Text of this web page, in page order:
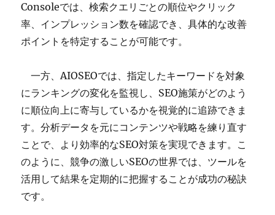
Consoleでは、検索クエリごとの順位やクリック
率、インプレッション数を確認でき、具体的な改善
ポイントを特定することが可能です。
一方、AIOSEOでは、指定したキーワードを対象
にランキングの変化を監視し、SEO施策がどのよう
に順位向上に寄与しているかを視覚的に追跡できま
す。分析データを元にコンテンツや戦略を練り直す
ことで、より効率的なSEO対策を実現できます。こ
のように、競争の激しいSEOの世界では、ツールを
活用して結果を定期的に把握することが成功の秘訣
です。